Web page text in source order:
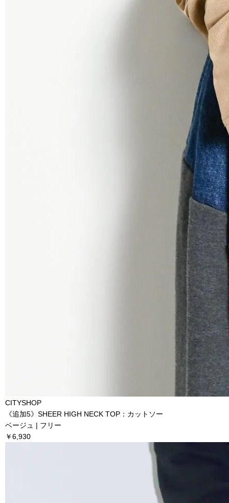
CITYSHOP
《追加5》SHEER HIGH NECK TOP：カットソー
ベージュ | フリー
￥6,930